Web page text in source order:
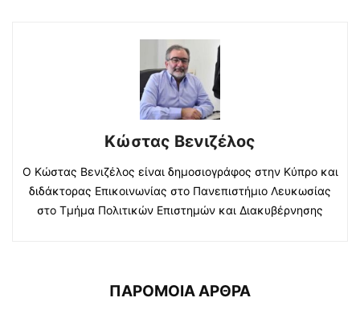
Κώστας Βενιζέλος
Ο Κώστας Βενιζέλος είναι δημοσιογράφος στην Κύπρο και
διδάκτορας Επικοινωνίας στο Πανεπιστήμιο Λευκωσίας
στο Τμήμα Πολιτικών Επιστημών και Διακυβέρνησης
ΠΑΡΟΜΟΙΑ ΑΡΘΡΑ